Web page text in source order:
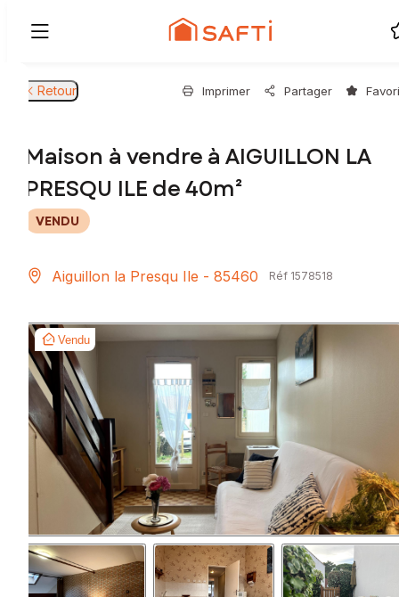
Retour Imprimer Partager
Maison à vendre à AIGUILLON LA
PRESQU ILE de 40m²
VENDU
Aiguillon la Presqu Ile - 85460 Réf 1578518
Vendu